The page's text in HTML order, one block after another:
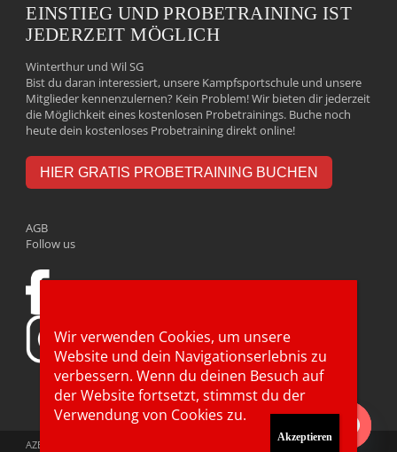
EINSTIEG UND PROBETRAINING IST
JEDERZEIT MÖGLICH
Winterthur und Wil SG
Bist du daran interessiert, unsere Kampfsportschule und unsere
Mitglieder kennenzulernen? Kein Problem! Wir bieten dir jederzeit
die Möglichkeit eines kostenlosen Probetrainings. Buche noch
heute dein kostenloses Probetraining direkt online!
HIER GRATIS PROBETRAINING BUCHEN
AGB
Follow us
AZEM Kampfsport © 2026.
Wir verwenden Cookies, um unsere
Website und dein Navigationserlebnis zu
verbessern. Wenn du deinen Besuch auf
der Website fortsetzt, stimmst du der
Verwendung von Cookies zu.
Noch Fragen?